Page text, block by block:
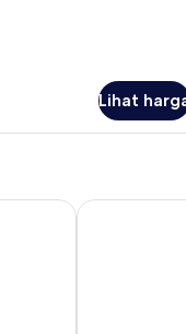
Lihat
Wembar Hotel